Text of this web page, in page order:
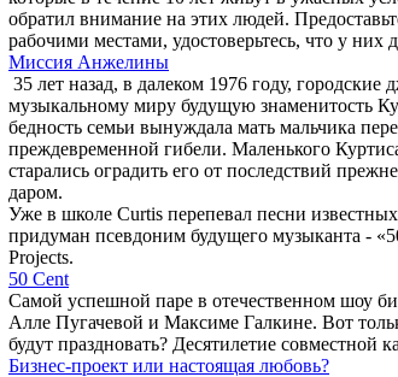
обратил внимание на этих людей.
рабочими местами, удостоверьтесь, что у них
Миссия Анжелины
35 лет назад, в далеком 1976 году,
музыкальному миру будущую знаменитость
бедность семьи вынуждала мать мальчика
преждевременной гибели. Маленького
старались оградить его от последствий
даром.
Уже в школе Curtis перепевал песни
придуман псевдоним будущего музыканта -
Projects.
50 Cent
Самой успешной паре в отечественном шоу
Алле Пугачевой и Максиме Галкине. Вот
будут праздновать? Десятилетие
Бизнес-проект или настоящая любовь?